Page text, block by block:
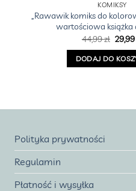
KOMIKSY
„Rawawik komiks do
wartościowa książka
44,99zł
cena
44,99
DODAJ DO
Polityka prywatności
Regulamin
Płatność i wysyłka